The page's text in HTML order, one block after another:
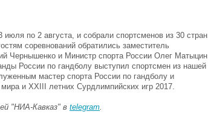
по 2 августа, и собрали спортсменов из 30 стран.
соревнований обратились заместитель
Чернышенко и Министр спорта России Олег Матыцин.
России по гандболу выступил спортсмен из нашей
мастер спорта России по гандболу и
и XXIII летних Сурдлимпийских игр 2017.
"НИА-Кавказ" в telegram